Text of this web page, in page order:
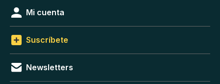
Mi cuenta
Suscríbete
Newsletters